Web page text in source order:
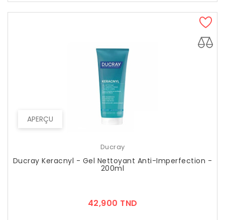
APERÇU
Ducray
Ducray Keracnyl - Gel Nettoyant Anti-Imperfection -
200ml
42,900 TND